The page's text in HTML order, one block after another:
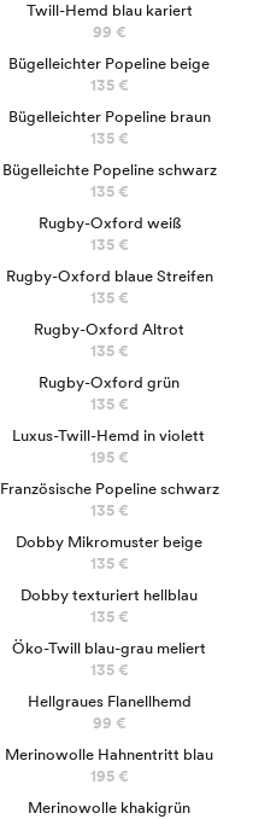
Twill-Hemd blau kariert
99 €
Bügelleichter Popeline beige
135 €
Bügelleichter Popeline braun
135 €
Bügelleichte Popeline schwarz
135 €
Rugby-Oxford weiß
135 €
Rugby-Oxford blaue Streifen
135 €
Rugby-Oxford Altrot
135 €
Rugby-Oxford grün
135 €
Luxus-Twill-Hemd in violett
195 €
Französische Popeline schwarz
135 €
Dobby Mikromuster beige
135 €
Dobby texturiert hellblau
135 €
Öko-Twill blau-grau meliert
135 €
Hellgraues Flanellhemd
99 €
Merinowolle Hahnentritt blau
195 €
Merinowolle khakigrün